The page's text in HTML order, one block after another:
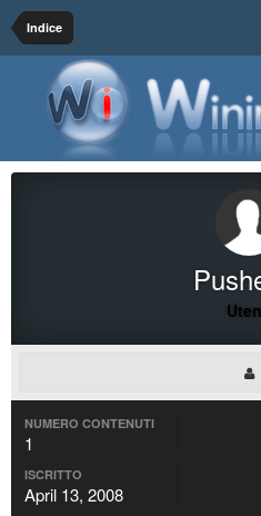
Indice
NUMERO CONTENUTI
1
ISCRITTO
April 13, 2008